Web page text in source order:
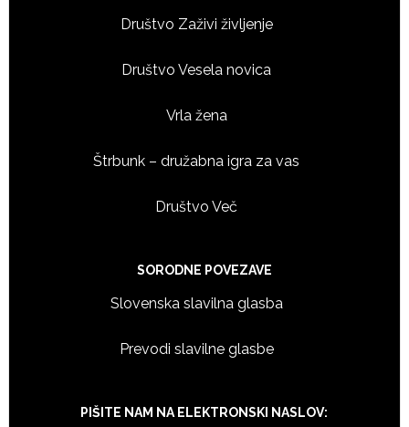
Društvo Zaživi življenje
Društvo Vesela novica
Vrla žena
Štrbunk – družabna igra za vas
Društvo Več
SORODNE POVEZAVE
Slovenska slavilna glasba
Prevodi slavilne glasbe
PIŠITE NAM NA ELEKTRONSKI NASLOV: